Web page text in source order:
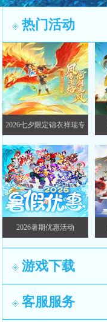
热门活动
2026七夕限定锦衣祥瑞专
题
2026暑期优惠活动
游戏下载
客服服务